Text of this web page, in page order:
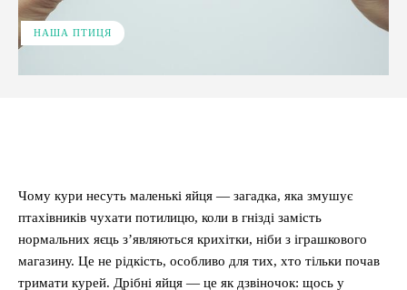
НАША ПТИЦЯ
Чому кури несуть маленькі яйця — загадка, яка змушує
птахівників чухати потилицю, коли в гнізді замість
нормальних яєць з’являються крихітки, ніби з іграшкового
магазину. Це не рідкість, особливо для тих, хто тільки почав
тримати курей. Дрібні яйця — це як дзвіночок: щось у